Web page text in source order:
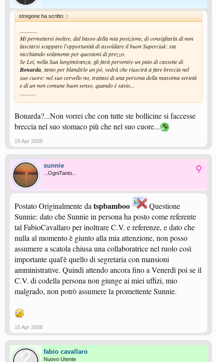
stregone ha scritto: ↑
............
Mi permetterei inoltre, dal basso della mia posizione, di consigliarla di non
lasciarsi scappare l'opportunità di assoldare il buon Superciuk: sta
nicchiando solamente per questioni di prezzo.
Se Lei, nella Sua lungimiranza, gli farà pervenire un paio di cassette di
Bonarda , tanto per blandirlo un pò, vedrà che riuscirà a fare breccia nel
suo cuore: nel suo cervello no, trattasi di una persona della massima serietà
e di un non comune buon senso, quando è savio...
...........
Bonarda?...Non vorrei che con tutte ste bollicine si faccesse
breccia nel suo stomaco più che nel suo cuore...
15 Apr 2008
sunnie
...OgniTanto...
Postato Originalmente da tspbamboo
Questione
Sunnie: dato che Sunnie in persona ha posto come referente
tal FabioCavallaro per inoltrare C.V. e referenze, e dato che
nulla al momento è giunto alla mia attenzione, non posso
assumere a scatola chiusa una collaboratrice nel ruolo così
importante qual'è quello di segretaria con mansioni
amministrative. Quindi attendo ancora fino a Venerdì poi se il
C.V. di codella persona non giunge ai miei uffizi, mio
malgrado, non potrò assumere la promettente Sunnie.
15 Apr 2008
fabio cavallaro
Nuovo Utente